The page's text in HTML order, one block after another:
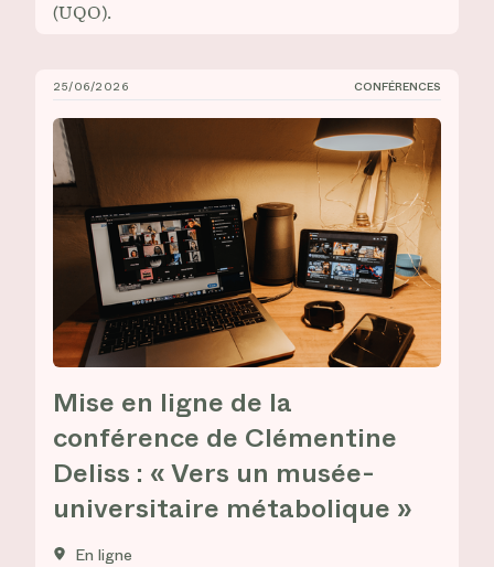
(UQO).
Mise en ligne de la conférence de Clémentine Deliss
25/06/2026 CONFÉRENCES
Mise en ligne de la
conférence de Clémentine
Deliss : « Vers un musée-
universitaire métabolique »
En ligne